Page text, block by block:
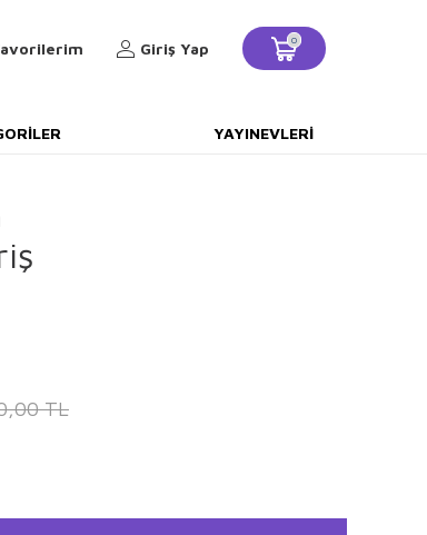
Giriş Yap 0
YAYINEVLERI
TL